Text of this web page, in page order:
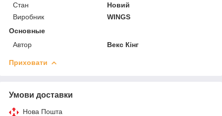
Стан
Новий
Виробник
WINGS
Основные
Автор
Векс Кінг
Приховати
Умови доставки
Нова Пошта